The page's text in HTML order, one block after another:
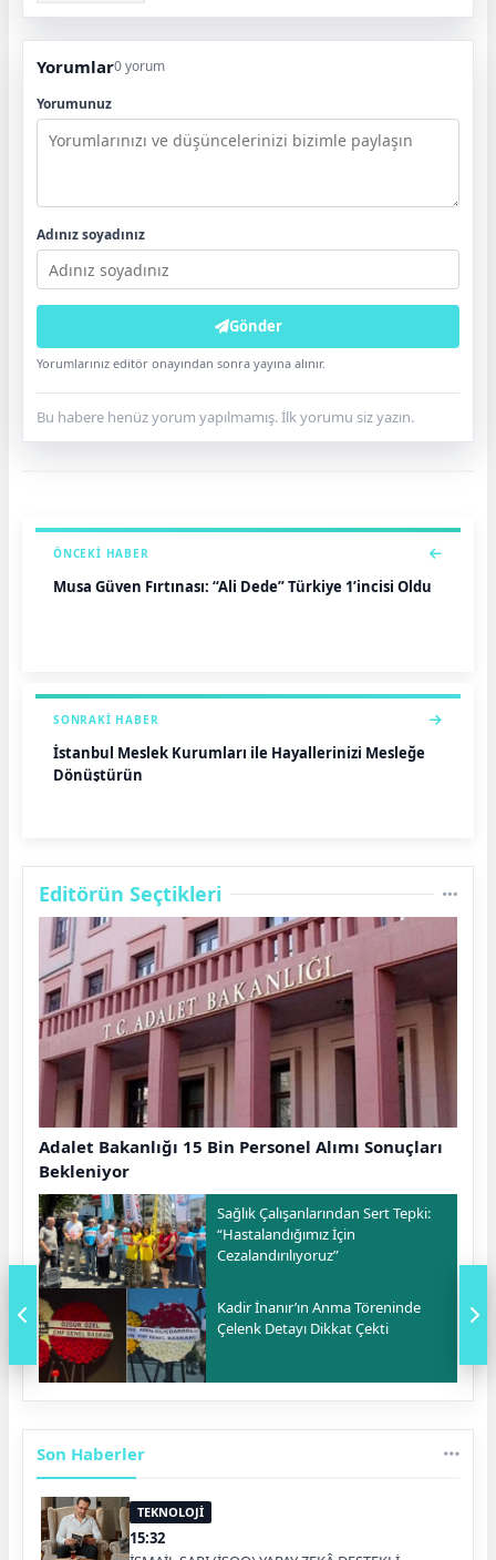
Yorumlar0 yorum
Yorumunuz
Adınız soyadınız
Gönder
Yorumlarınız editör onayından sonra yayına alınır.
Bu habere henüz yorum yapılmamış. İlk yorumu siz yazın.
ÖNCEKI HABER
Musa Güven Fırtınası: “Ali Dede” Türkiye 1’incisi Oldu
SONRAKI HABER
İstanbul Meslek Kurumları ile Hayallerinizi Mesleğe
Dönüştürün
Editörün Seçtikleri
Adalet Bakanlığı 15 Bin Personel Alımı Sonuçları
Bekleniyor
Sağlık Çalışanlarından Sert Tepki:
“Hastalandığımız İçin
Cezalandırılıyoruz”
Kadir İnanır’ın Anma Töreninde
Çelenk Detayı Dikkat Çekti
Son Haberler
TEKNOLOJİ
15:32